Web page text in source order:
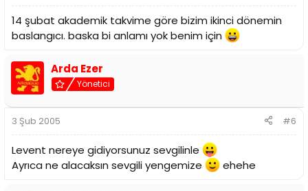
14 şubat akademik takvime göre bizim ikinci dönemin
baslangıcı. baska bi anlamı yok benim için
Arda Ezer
Yönetici
3 Şub 2005 #6
Levent nereye gidiyorsunuz sevgilinle
Ayrıca ne alacaksın sevgili yengemize
ehehe